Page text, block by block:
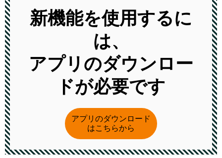
新機能を使用するに
は、
アプリのダウンロー
ドが必要です
アプリのダウンロード
はこちらから